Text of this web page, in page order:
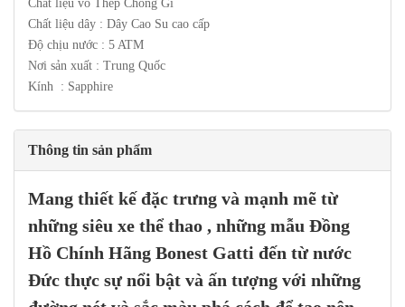
Chất liệu vỏ Thép Chống Gỉ
Chất liệu dây : Dây Cao Su cao cấp
Độ chịu nước : 5 ATM
Nơi sản xuất : Trung Quốc
Kính : Sapphire
Thông tin sản phẩm
Mang thiết kế đặc trưng và mạnh mẽ từ
những siêu xe thể thao , những mẫu Đồng
Hồ Chính Hãng Bonest Gatti đến từ nước
Đức thực sự nổi bật và ấn tượng với những